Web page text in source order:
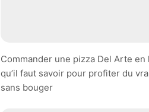
Commander une pizza Del Arte en
qu’il faut savoir pour profiter du
sans bouger